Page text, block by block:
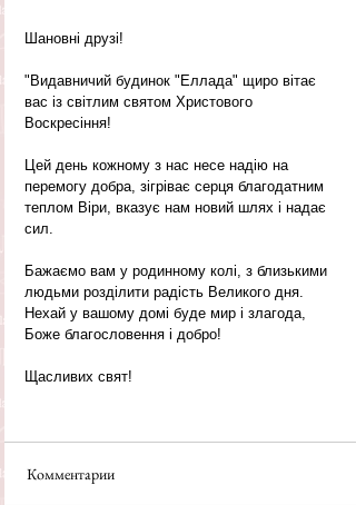
Шановні друзі!
"Видавничий будинок "Еллада" щиро вітає
вас із світлим святом Христового
Воскресіння!
Цей день кожному з нас несе надію на
перемогу добра, зігріває серця благодатним
теплом Віри, вказує нам новий шлях і надає
сил.
Бажаємо вам у родинному колі, з близькими
людьми розділити радість Великого дня.
Нехай у вашому домі буде мир і злагода,
Боже благословення і добро!
Щасливих свят!
Комментарии